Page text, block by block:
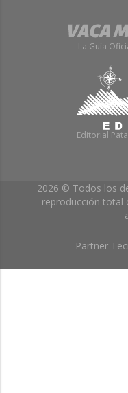
La Guía
Editorial
2026 © Todos los
reproducción total
Partner